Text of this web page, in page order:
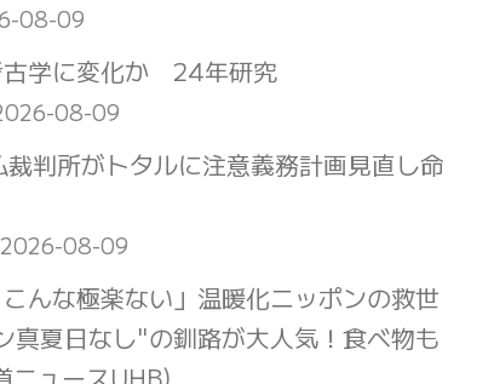
08-09
古学に変化か 24年研究
08-09
判所がトタルに注意義務計画見直し命
08-09
んな極楽ない」温暖化ニッポンの救世
夏日なし"の釧路が大人気！食べ物も